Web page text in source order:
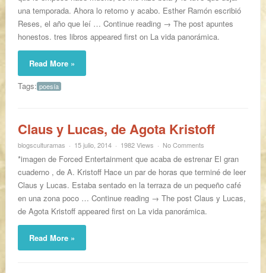
una temporada. Ahora lo retomo y acabo. Esther Ramón escribió
Reses, el año que leí … Continue reading → The post apuntes
honestos. tres libros appeared first on La vida panorámica.
Read More »
Tags: poesía
Claus y Lucas, de Agota Kristoff
blogsculturamas 15 julio, 2014 1982 Views No Comments
*imagen de Forced Entertainment que acaba de estrenar El gran
cuaderno , de A. Kristoff Hace un par de horas que terminé de leer
Claus y Lucas. Estaba sentado en la terraza de un pequeño café
en una zona poco … Continue reading → The post Claus y Lucas,
de Agota Kristoff appeared first on La vida panorámica.
Read More »